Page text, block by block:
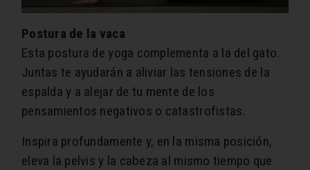
Postura de la vaca
Esta postura de yoga complementa a la del gato.
Juntas te ayudarán a aliviar las tensiones de la
espalda y a alejar de tu mente de los
pensamientos negativos o catastrofistas.
Inspira profundamente y, en la misma posición,
eleva la pelvis y la cabeza al mismo tiempo que